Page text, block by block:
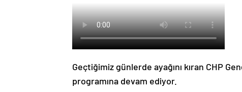
Geçtiğimiz günlerde ayağını kıran CHP
programına devam ediyor.